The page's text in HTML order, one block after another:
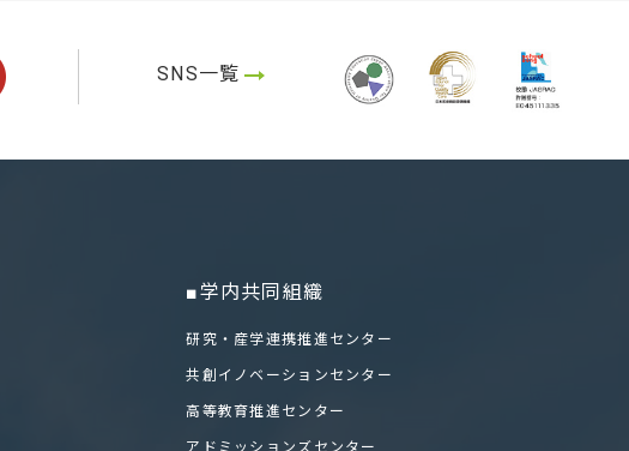
SNS一覧
■学内共同組織
研究・産学連携推進センター
共創イノベーションセンター
高等教育推進センター
アドミッションズセンター